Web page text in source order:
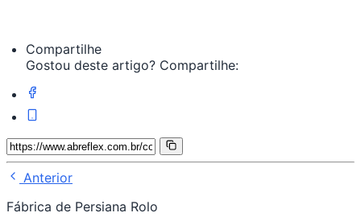
Compartilhe
Gostou deste artigo? Compartilhe:
Anterior
Fábrica de Persiana Rolo